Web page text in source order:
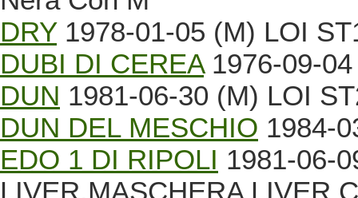
DRY1978-01-05 (M) LOI
DUBI DI CEREA1976-09-04
DUN 1981-06-30 (M) LOI
DUN DEL MESCHIO 1984-
EDO 1 DI RIPOLI 1981-06-
LIVER,MASCHERA LIVER